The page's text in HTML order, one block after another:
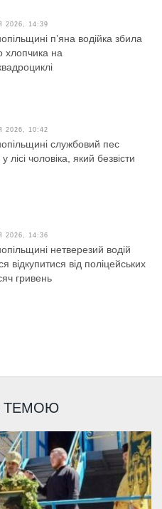
2026, 14:39
п’яна водійка збила
хлопчика на
2026, 10:42
службовий пес
лісі чоловіка, який безвісти
2026, 14:36
нетверезий водій
відкупитися від поліцейських
гривень
ТЕМОЮ